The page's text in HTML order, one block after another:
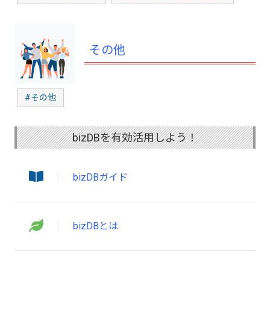
その他
#その他
bizDBを有効活用しよう！
bizDBガイド
bizDBとは